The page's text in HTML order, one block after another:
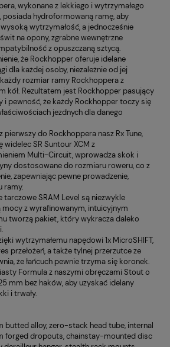
wykonane z lekkiego i wytrzymałego
posiada hydroformowaną ramę, aby
wytrzymałość, a jednocześnie
na opony, zgrabne wewnętrzne
z opuszczaną sztycą.
że Rockhopper oferuje idelane
dla każdej osoby, niezależnie od jej
rozmiar ramy Rockhoppera z
kół. Rezultatem jest Rockhopper pasujący
pewność, że każdy Rockhopper toczy się
jezdnych dla danego
do Rockhoppera nasz Rx Tune,
SR Suntour XCM z
Multi-Circuit, wprowadza skok i
dostosowane do rozmiaru roweru, co z
zapewniając pewne prowadzenie,
ramy.
tarczowe SRAM Level są niezwykle
z wyrafinowanym, intuicyjnym
tworzą pakiet, który wykracza daleko
wytrzymałemu napędowi 1x MicroSHIFT,
przełożeń, a także tylnej przerzutce ze
że łańcuch pewnie trzyma się koronek.
Formula z naszymi obręczami Stout o
mm bez haków, aby uzyskać idelany
i trwały.
butted alloy, zero-stack head tube, internal
forged dropouts, chainstay-mounted disc